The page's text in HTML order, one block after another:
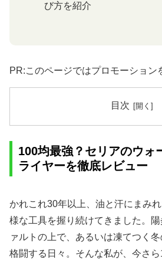
び方を紹介
PR:このページではプロモーション
目次
100均最強？セリアのウォ
ライヤーを徹底レビュー
かれこれ30年以上、油と汗にまみ
様な工具を握り続けてきました。
ァルトの上で、あるいは凍てつく
格闘する日々。そんな私が、今さ